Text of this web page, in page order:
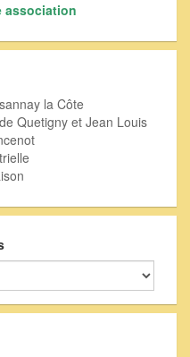
association
la Côte
Quetigny et Jean Louis